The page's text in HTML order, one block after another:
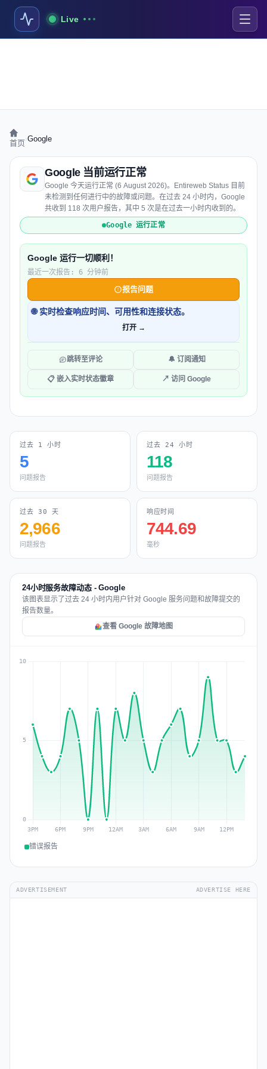
Live
首页 Google
Google 当前运行正常
Google 今天运行正常 (6 August 2026)。Entireweb Status 目前
未检测到任何进行中的故障或问题。在过去 24 小时内，Google
共收到 118 次用户报告，其中 5 次是在过去一小时内收到的。
Google 运行正常
Google 运行一切顺利！
最近一次报告: 6 分钟前
报告问题
🌐 实时检查响应时间、可用性和连接状态。
打开 →
跳转至评论 🔔 订阅通知
📋 嵌入实时状态徽章 ↗ 访问 Google
过去 1 小时
5
问题报告
过去 24 小时
118
问题报告
过去 30 天
2,966
问题报告
响应时间
744.69
毫秒
24小时服务故障动态 - Google
该图表显示了过去 24 小时内用户针对 Google 服务问题和故障提交的
报告数量。
查看 Google 故障地图
错误报告
ADVERTISEMENT ADVERTISE HERE